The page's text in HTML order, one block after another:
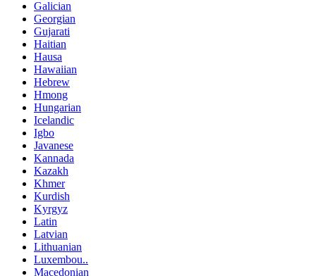
Galician
Georgian
Gujarati
Haitian
Hausa
Hawaiian
Hebrew
Hmong
Hungarian
Icelandic
Igbo
Javanese
Kannada
Kazakh
Khmer
Kurdish
Kyrgyz
Latin
Latvian
Lithuanian
Luxembou..
Macedonian